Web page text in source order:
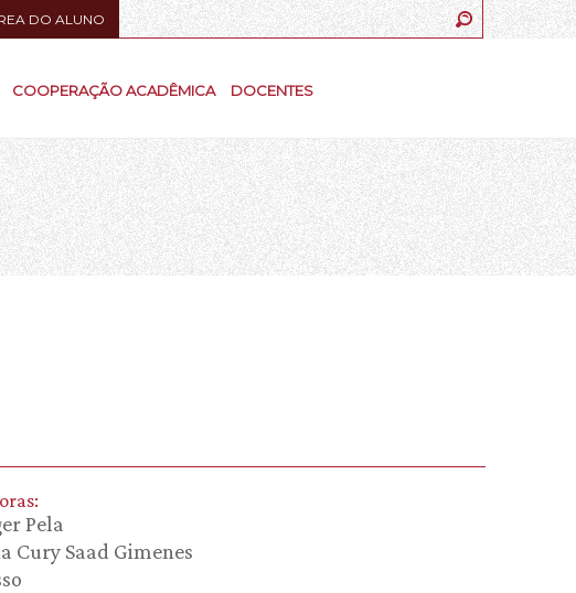
DO ALUNO
COOPERAÇÃO ACADÊMICA DOCENTES
Pela
Cury Saad Gimenes